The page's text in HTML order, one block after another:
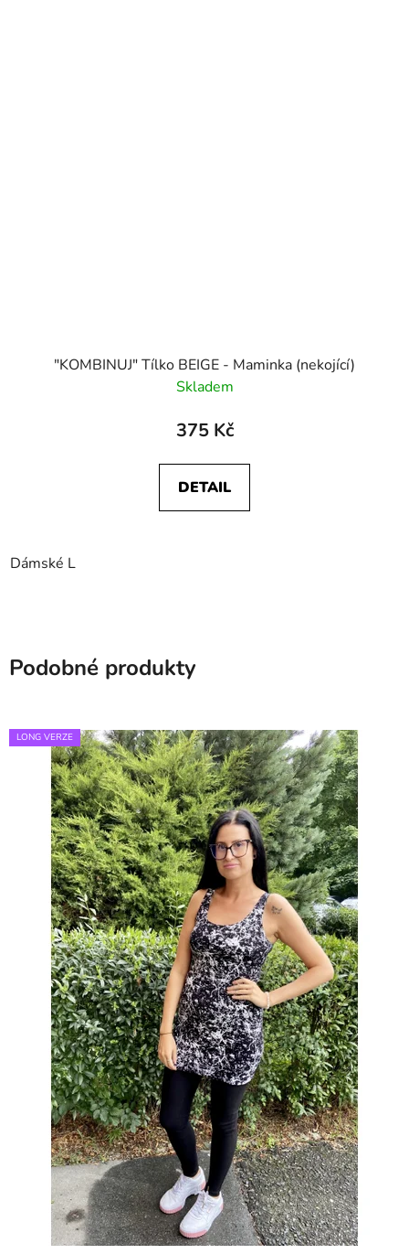
"KOMBINUJ" Tílko BEIGE - Maminka (nekojící)
Skladem
375 Kč
DETAIL
Dámské L
Podobné produkty
LONG VERZE